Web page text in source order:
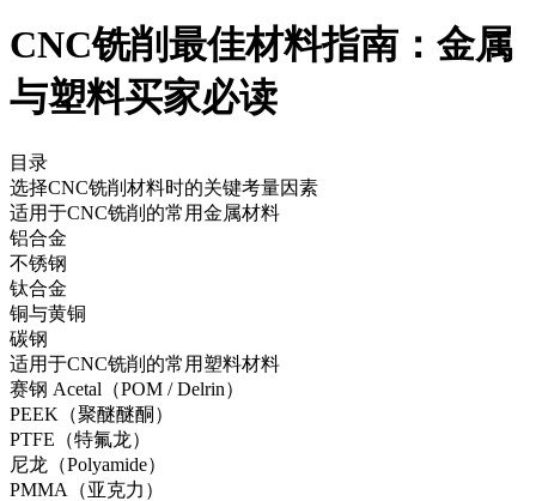
CNC铣削最佳材料指南：金属
与塑料买家必读
目录
选择CNC铣削材料时的关键考量因素
适用于CNC铣削的常用金属材料
铝合金
不锈钢
钛合金
铜与黄铜
碳钢
适用于CNC铣削的常用塑料材料
赛钢 Acetal（POM / Delrin）
PEEK（聚醚醚酮）
PTFE（特氟龙）
尼龙（Polyamide）
PMMA（亚克力）